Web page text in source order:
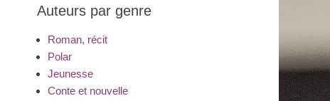
Auteurs par genre
Roman, récit
Polar
Jeunesse
Conte et nouvelle